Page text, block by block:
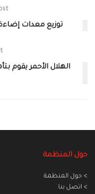
توزيع معدات
الهلال الأحمر يقوم
حول المنظمة
> حول المنظمة
> اتصل بنا